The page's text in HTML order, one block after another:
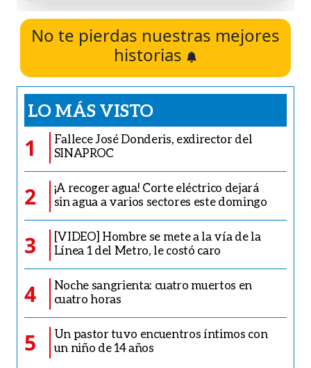
No te pierdas nuestras mejores
historias
LO MÁS VISTO
1
Fallece José Donderis, exdirector del
SINAPROC
2
¡A recoger agua! Corte eléctrico dejará
sin agua a varios sectores este domingo
3
[VIDEO] Hombre se mete a la vía de la
Línea 1 del Metro, le costó caro
4
Noche sangrienta: cuatro muertos en
cuatro horas
5
Un pastor tuvo encuentros íntimos con
un niño de 14 años